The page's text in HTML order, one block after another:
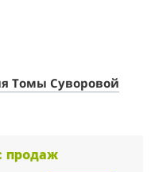
Томы Суворовой
продаж